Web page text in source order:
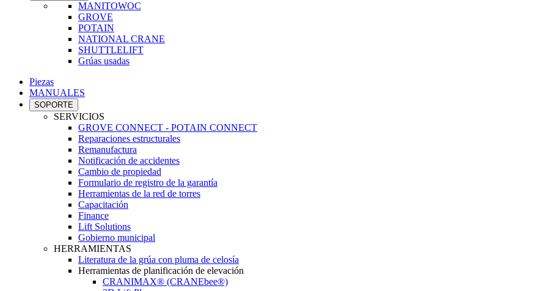
MANITOWOC
GROVE
POTAIN
NATIONAL CRANE
SHUTTLELIFT
Grúas usadas
Piezas
MANUALES
SOPORTE
SERVICIOS
GROVE CONNECT - POTAIN CONNECT
Reparaciones estructurales
Remanufactura
Notificación de accidentes
Cambio de propiedad
Formulario de registro de la garantía
Herramientas de la red de torres
Capacitación
Finance
Lift Solutions
Gobierno municipal
HERRAMIENTAS
Literatura de la grúa con pluma de celosía
Herramientas de planificación de elevación
CRANIMAX® (CRANEbee®)